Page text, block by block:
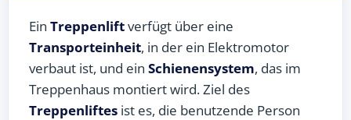
Ein Treppenliftverfügt über eine
Transporteinheit, in der ein Elektromotor
verbaut ist, und ein Schienensystem, das im
Treppenhaus montiert wird. Ziel des
Treppenliftes ist es, die benutzende Person